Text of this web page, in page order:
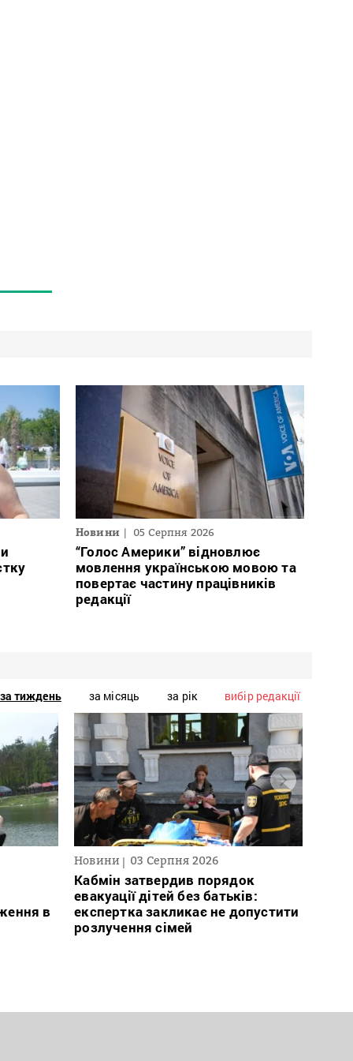
Новини 05 Серпня 2026
“Голос Америки” відновлює
мовлення українською мовою та
повертає частину працівників
редакції
за тиждень за місяць за рік вибір редакції
в
Новини 03 Серпня 2026
Кабмін затвердив порядок
евакуації дітей без батьків:
експертка закликає не допустити
розлучення сімей